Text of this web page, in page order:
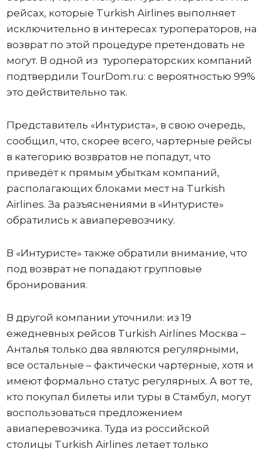
рейсах, которые Turkish Airlines выполняет
исключительно в интересах туроператоров, на
возврат по этой процедуре претендовать не
могут. В одной из туроператорских компаний
подтвердили TourDom.ru: с вероятностью 99%
это действительно так.
Представитель «Интуриста», в свою очередь,
сообщил, что, скорее всего, чартерные рейсы
в категорию возвратов не попадут, что
приведёт к прямым убыткам компаний,
располагающих блоками мест на Turkish
Airlines. За разъяснениями в «Интуристе»
обратились к авиаперевозчику.
В «Интуристе» также обратили внимание, что
под возврат не попадают групповые
бронирования.
В другой компании уточнили: из 19
ежедневных рейсов Turkish Airlines Москва –
Анталья только два являются регулярными,
все остальные – фактически чартерные, хотя и
имеют формально статус регулярных. А вот те,
кто покупал билеты или туры в Стамбул, могут
воспользоваться предложением
авиаперевозчика. Туда из российской
столицы Turkish Airlines летает только